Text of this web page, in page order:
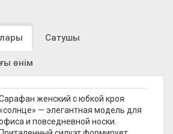
Сатушы
өнім
женский с юбкой кроя
— элегантная модель для
и повседневной носки.